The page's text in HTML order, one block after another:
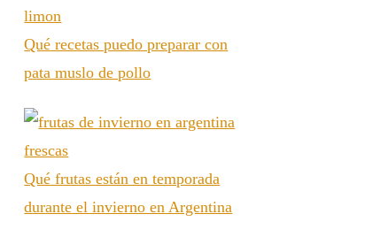
Qué recetas puedo preparar con
pata muslo de pollo
Qué frutas están en temporada
durante el invierno en Argentina